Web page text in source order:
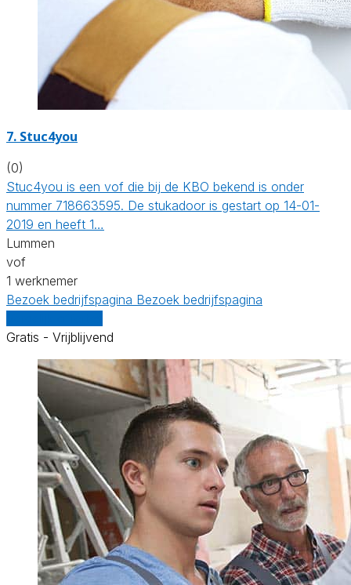
7. Stuc4you
(0)
Stuc4you is een vof die bij de KBO bekend is onder
nummer 718663595. De stukadoor is gestart op 14-01-
2019 en heeft 1…
Lummen
vof
1 werknemer
Bezoek bedrijfspagina Bezoek bedrijfspagina
Gratis - Vrijblijvend